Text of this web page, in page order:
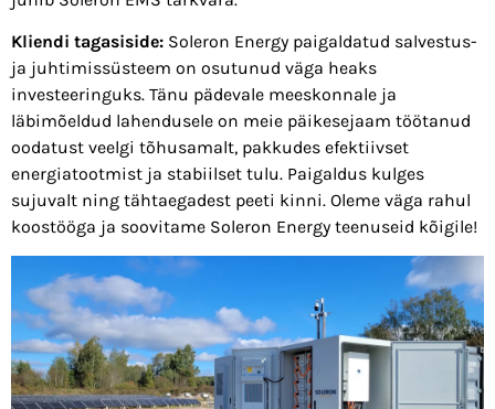
Kliendi tagasiside: Soleron Energy paigaldatud salvestus-
ja juhtimissüsteem on osutunud väga heaks
investeeringuks. Tänu pädevale meeskonnale ja
läbimõeldud lahendusele on meie päikesejaam töötanud
oodatust veelgi tõhusamalt, pakkudes efektiivset
energiatootmist ja stabiilset tulu. Paigaldus kulges
sujuvalt ning tähtaegadest peeti kinni. Oleme väga rahul
koostööga ja soovitame Soleron Energy teenuseid kõigile!